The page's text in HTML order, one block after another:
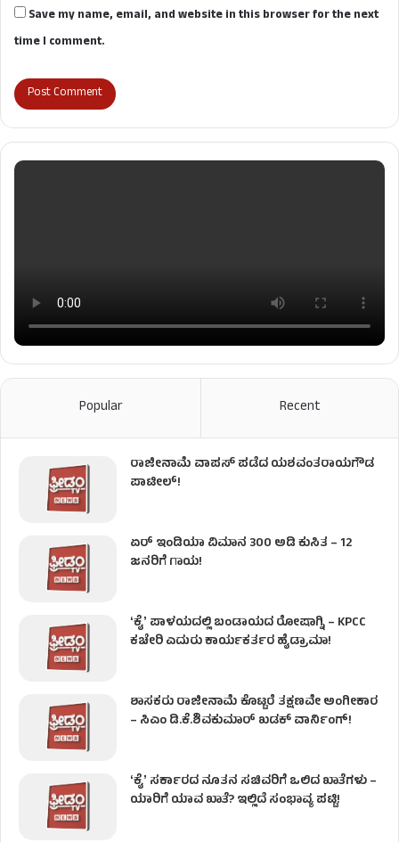
Save my name, email, and website in this browser for the next
time I comment.
Popular Recent
ರಾಜೀನಾಮೆ ವಾಪಸ್ ಪಡೆದ ಯಶವಂತರಾಯಗೌಡ
ಪಾಟೀಲ್‌!
ಏರ್ ಇಂಡಿಯಾ ವಿಮಾನ 300 ಅಡಿ ಕುಸಿತ – 12
ಜನರಿಗೆ ಗಾಯ!
ʻಕೈʼ​ ಪಾಳಯದಲ್ಲಿ ಬಂಡಾಯದ ರೋಷಾಗ್ನಿ – KPCC
ಕಚೇರಿ ಎದುರು ಕಾರ್ಯಕರ್ತರ ಹೈಡ್ರಾಮಾ!
ಶಾಸಕರು ರಾಜೀನಾಮೆ ಕೊಟ್ಟರೆ ತಕ್ಷಣವೇ ಅಂಗೀಕಾರ
– ಸಿಎಂ ಡಿ.ಕೆ.ಶಿವಕುಮಾರ್ ಖಡಕ್ ವಾರ್ನಿಂಗ್!
ʻಕೈʼ ಸರ್ಕಾರದ ನೂತನ ಸಚಿವರಿಗೆ ಒಲಿದ ಖಾತೆಗಳು –
ಯಾರಿಗೆ ಯಾವ ಖಾತೆ? ಇಲ್ಲಿದೆ ಸಂಭಾವ್ಯ ಪಟ್ಟಿ!